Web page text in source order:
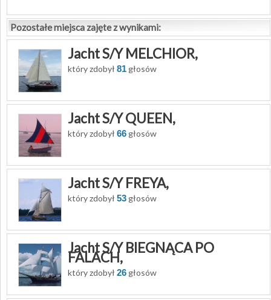
Pozostałe miejsca zajęte z wynikami:
Jacht S/Y MELCHIOR,
który zdobył81 głosów
Jacht S/Y QUEEN,
który zdobył66 głosów
Jacht S/Y FREYA,
który zdobył53 głosów
Jacht S/Y BIEGNĄCA PO
FALACH,
który zdobył26 głosów